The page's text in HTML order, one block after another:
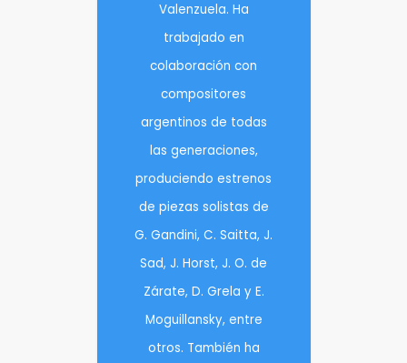
Valenzuela. Ha
trabajado en
colaboración con
compositores
argentinos de todas
las generaciones,
produciendo estrenos
de piezas solistas de
G. Gandini, C. Saitta, J.
Sad, J. Horst, J. O. de
Zárate, D. Grela y E.
Moguillansky, entre
otros. También ha